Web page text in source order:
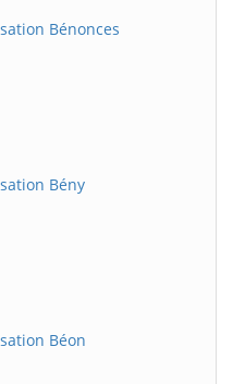
Bénonces
Bény
Béon